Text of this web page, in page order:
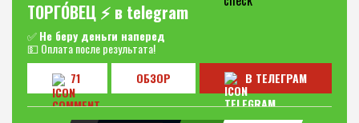
ТОРГО́ВЕЦ ⚡️ в telegram
✅Не беру деньги наперед
💵 Оплата после результата!
71
ОБЗОР В ТЕЛЕГРАМ